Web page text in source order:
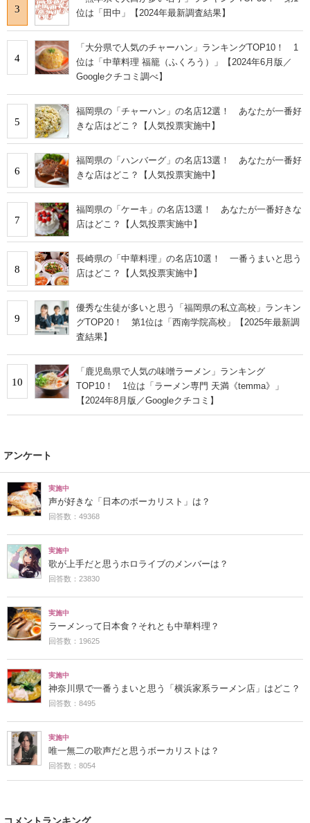
3
位は「田中」【2024年最新調査結果】
4
「大分県で人気のチャーハン」ランキングTOP10！ 1
位は「中華料理 福籠（ふくろう）」【2024年6月版／
Googleクチコミ調べ】
5
福岡県の「チャーハン」の名店12選！ あなたが一番好
きな店はどこ？【人気投票実施中】
6
福岡県の「ハンバーグ」の名店13選！ あなたが一番好
きな店はどこ？【人気投票実施中】
7
福岡県の「ケーキ」の名店13選！ あなたが一番好きな
店はどこ？【人気投票実施中】
8
長崎県の「中華料理」の名店10選！ 一番うまいと思う
店はどこ？【人気投票実施中】
9
優秀な生徒が多いと思う「福岡県の私立高校」ランキン
グTOP20！ 第1位は「西南学院高校」【2025年最新調
査結果】
10
「鹿児島県で人気の味噌ラーメン」ランキング
TOP10！ 1位は「ラーメン専門 天満《temma》」
【2024年8月版／Googleクチコミ】
アンケート
実施中
声が好きな「日本のボーカリスト」は？
回答数：49368
実施中
歌が上手だと思うホロライブのメンバーは？
回答数：23830
実施中
ラーメンって日本食？それとも中華料理？
回答数：19625
実施中
神奈川県で一番うまいと思う「横浜家系ラーメン店」はどこ？
回答数：8495
実施中
唯一無二の歌声だと思うボーカリストは？
回答数：8054
コメントランキング